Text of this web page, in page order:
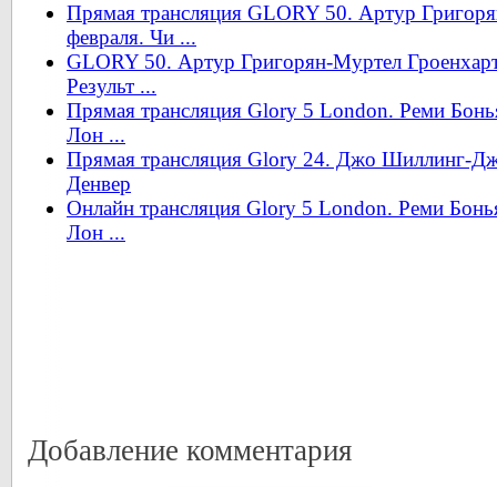
Прямая трансляция GLORY 50. Артур
февраля. Чи ...
GLORY 50. Артур Григорян-Муртел
Результ ...
Прямая трансляция Glory 5 London. Реми
Лон ...
Прямая трансляция Glory 24. Джо Шиллинг-
Денвер
Онлайн трансляция Glory 5 London. Реми
Лон ...
Добавление комментария